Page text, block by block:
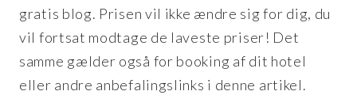
gratis blog. Prisen vil ikke ændre sig for dig, du
vil fortsat modtage de laveste priser! Det
samme gælder også for booking af dit hotel
eller andre anbefalingslinks i denne artikel.